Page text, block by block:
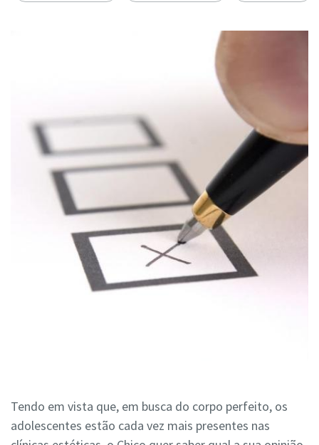
Tendo em vista que, em busca do corpo perfeito, os
adolescentes estão cada vez mais presentes nas